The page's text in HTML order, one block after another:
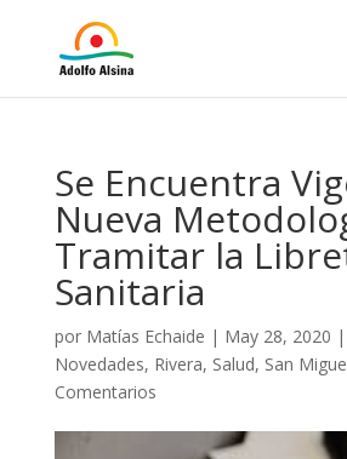
Se Encuentra
Nueva
Tramitar la
Sanitaria
por Matías Echaide | May 28, 2020 |
Novedades, Rivera, Salud, San
Comentarios